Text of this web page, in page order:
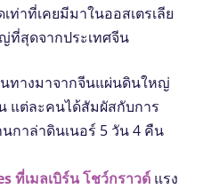
ท่าที่เคยมีมาในออสเตรเลีย
ที่สุดจากประเทศจีน
ทางมาจากจีนแผ่นดินใหญ่
แต่ละคนได้สัมผัสกับการ
กาล่าดินเนอร์ 5 วัน 4 คืน
ที่เมลเบิร์น โชว์กราวด์ แรง